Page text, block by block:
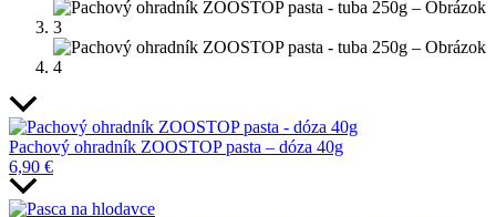
Pachový ohradník ZOOSTOP pasta – dóza 40g
6,90 €